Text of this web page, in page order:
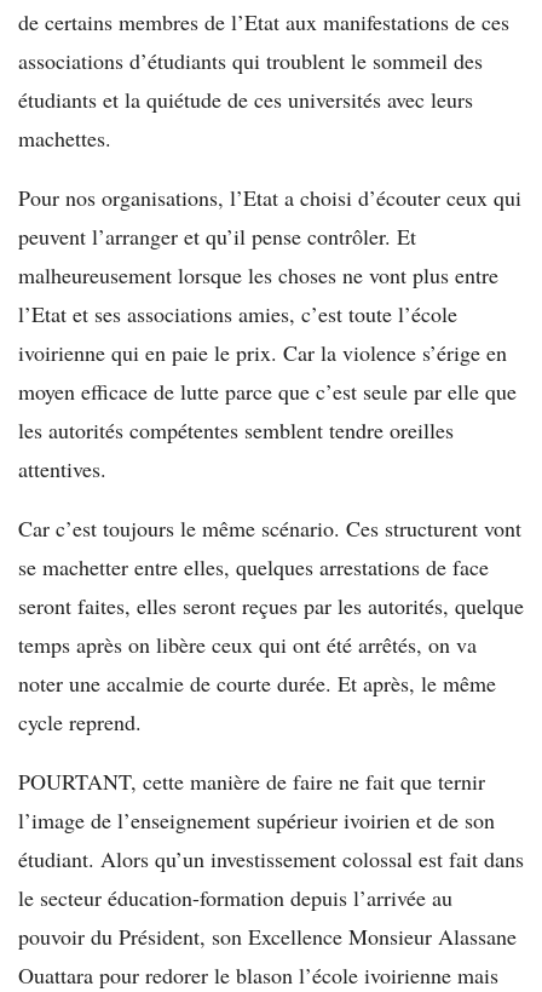
de certains membres de l’Etat aux manifestations de ces
associations d’étudiants qui troublent le sommeil des
étudiants et la quiétude de ces universités avec leurs
machettes.
Pour nos organisations, l’Etat a choisi d’écouter ceux qui
peuvent l’arranger et qu’il pense contrôler. Et
malheureusement lorsque les choses ne vont plus entre
l’Etat et ses associations amies, c’est toute l’école
ivoirienne qui en paie le prix. Car la violence s’érige en
moyen efficace de lutte parce que c’est seule par elle que
les autorités compétentes semblent tendre oreilles
attentives.
Car c’est toujours le même scénario. Ces structurent vont
se machetter entre elles, quelques arrestations de face
seront faites, elles seront reçues par les autorités, quelque
temps après on libère ceux qui ont été arrêtés, on va
noter une accalmie de courte durée. Et après, le même
cycle reprend.
POURTANT, cette manière de faire ne fait que ternir
l’image de l’enseignement supérieur ivoirien et de son
étudiant. Alors qu’un investissement colossal est fait dans
le secteur éducation-formation depuis l’arrivée au
pouvoir du Président, son Excellence Monsieur Alassane
Ouattara pour redorer le blason l’école ivoirienne mais